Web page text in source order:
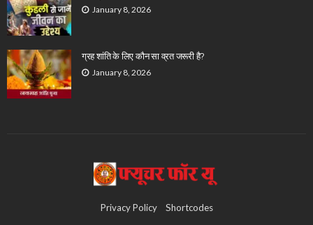
January 8, 2026
ग्रह शांति के लिए कौन सा व्रत जरूरी है?
January 8, 2026
Privacy Policy Shortcodes